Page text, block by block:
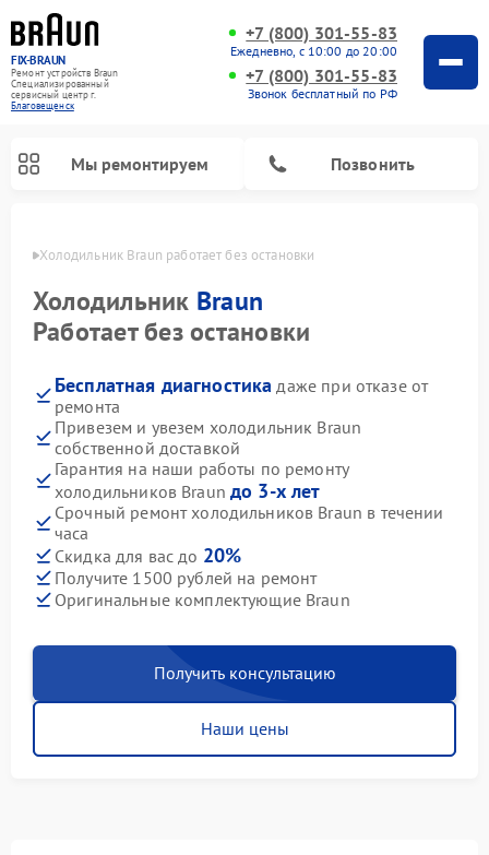
FIX-BRAUN
Ремонт устройств Braun
Специализированный
cервисный центр г.
Благовещенск
+7 (800) 301-55-83
Ежедневно, с 10:00 до 20:00
+7 (800) 301-55-83
Звонок бесплатный по РФ
Мы ремонтируем Позвонить
Холодильник Braun работает без остановки
Холодильник Braun
Работает без остановки
Бесплатная диагностика даже при отказе от
ремонта
Привезем и увезем холодильник Braun
собственной доставкой
Гарантия на наши работы по ремонту
холодильников Braunдо 3-х лет
Срочный ремонт холодильников Braun в течении
часа
Скидка для вас до 20%
Получите 1500 рублей на ремонт
Оригинальные комплектующие Braun
Получить консультацию
Наши цены